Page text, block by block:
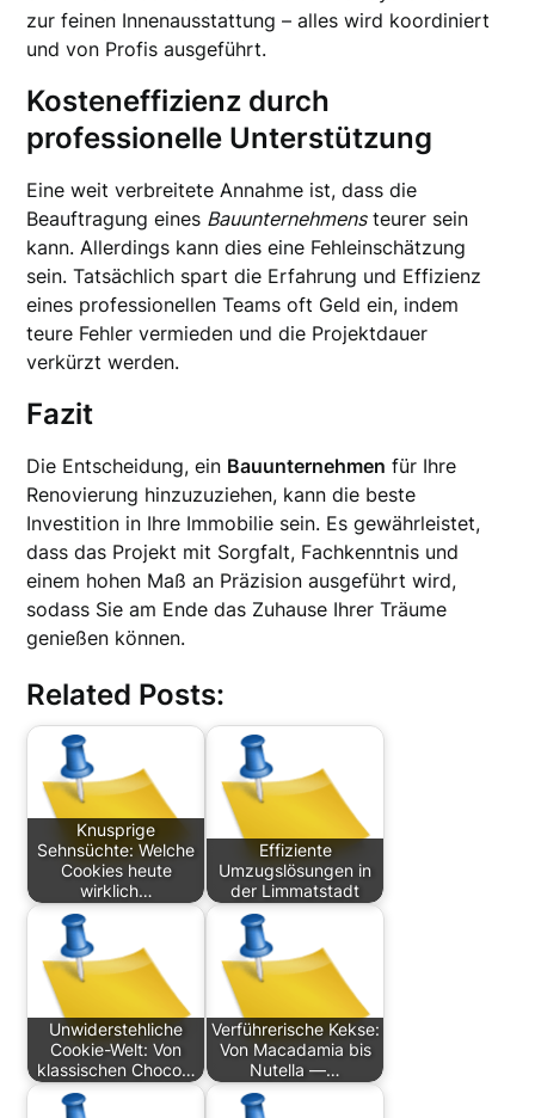
zur feinen Innenausstattung – alles wird koordiniert
und von Profis ausgeführt.
Kosteneffizienz durch
professionelle Unterstützung
Eine weit verbreitete Annahme ist, dass die
Beauftragung eines Bauunternehmensteurer sein
kann. Allerdings kann dies eine Fehleinschätzung
sein. Tatsächlich spart die Erfahrung und Effizienz
eines professionellen Teams oft Geld ein, indem
teure Fehler vermieden und die Projektdauer
verkürzt werden.
Fazit
Die Entscheidung, ein Bauunternehmen für Ihre
Renovierung hinzuzuziehen, kann die beste
Investition in Ihre Immobilie sein. Es gewährleistet,
dass das Projekt mit Sorgfalt, Fachkenntnis und
einem hohen Maß an Präzision ausgeführt wird,
sodass Sie am Ende das Zuhause Ihrer Träume
genießen können.
Related Posts:
Knusprige
Sehnsüchte: Welche
Cookies heute
wirklich…
Effiziente
Umzugslösungen in
der Limmatstadt
Unwiderstehliche
Cookie-Welt: Von
klassischen Choco…
Verführerische Kekse:
Von Macadamia bis
Nutella —…